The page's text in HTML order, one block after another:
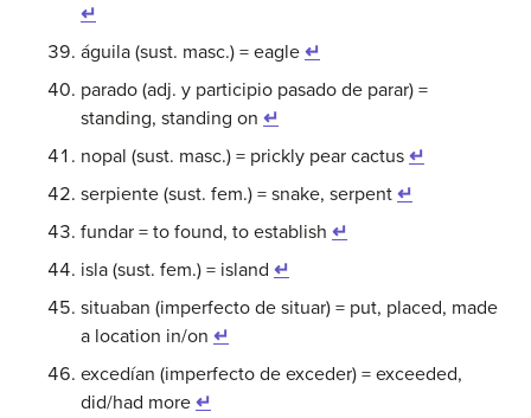
↵
águila (sust. masc.) = eagle ↵
parado (adj. y participio pasado de parar) =
standing, standing on ↵
nopal (sust. masc.) = prickly pear cactus ↵
serpiente (sust. fem.) = snake, serpent ↵
fundar = to found, to establish ↵
isla (sust. fem.) = island ↵
situaban (imperfecto de situar) = put, placed, made
a location in/on ↵
excedían (imperfecto de exceder) = exceeded,
did/had more ↵